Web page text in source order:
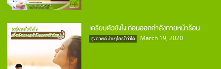
เตรียมตัวยังไง ก่อนออกกำลังกายหน้าร้อน
สุขภาพดี ง่ายๆใครก็ทำได้ March 19, 2020